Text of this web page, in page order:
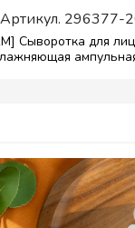
Артикул. 296377-
Сыворотка для